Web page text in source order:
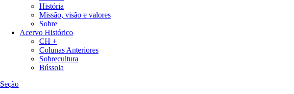
História
Missão, visão e valores
Sobre
Acervo Histórico
CH +
Colunas Anteriores
Sobrecultura
Bússola
Seção